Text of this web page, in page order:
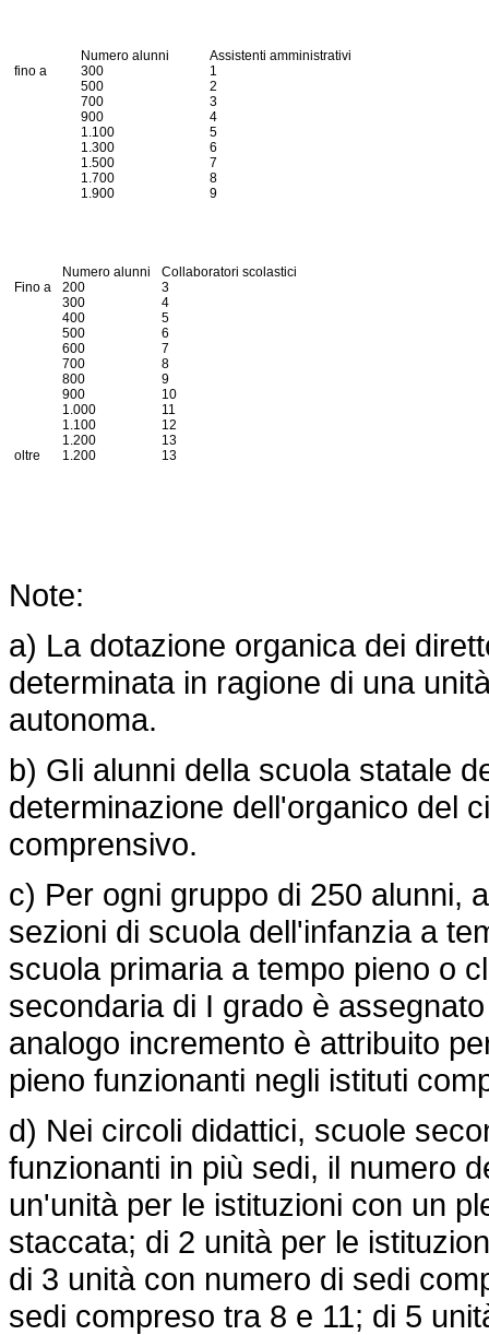
Numero alunni
Assistenti amministrativi
fino a
300
1
500
2
700
3
900
4
1.100
5
1.300
6
1.500
7
1.700
8
1.900
9
Numero alunni
Collaboratori scolastici
Fino a
200
3
300
4
400
5
500
6
600
7
700
8
800
9
900
10
1.000
11
1.100
12
1.200
13
oltre
1.200 13
Note:
a) La dotazione organica dei
determinata in ragione di una
autonoma.
b) Gli alunni della scuola statale
determinazione dell'organico del
comprensivo.
c) Per ogni gruppo di 250 alunni,
sezioni di scuola dell'infanzia a
scuola primaria a tempo pieno o
secondaria di I grado è
analogo incremento è attribuito
pieno funzionanti negli istituti
d) Nei circoli didattici, scuole
funzionanti in più sedi, il numero
un'unità per le istituzioni con un
staccata; di 2 unità per le
di 3 unità con numero di sedi
sedi compreso tra 8 e 11; di 5